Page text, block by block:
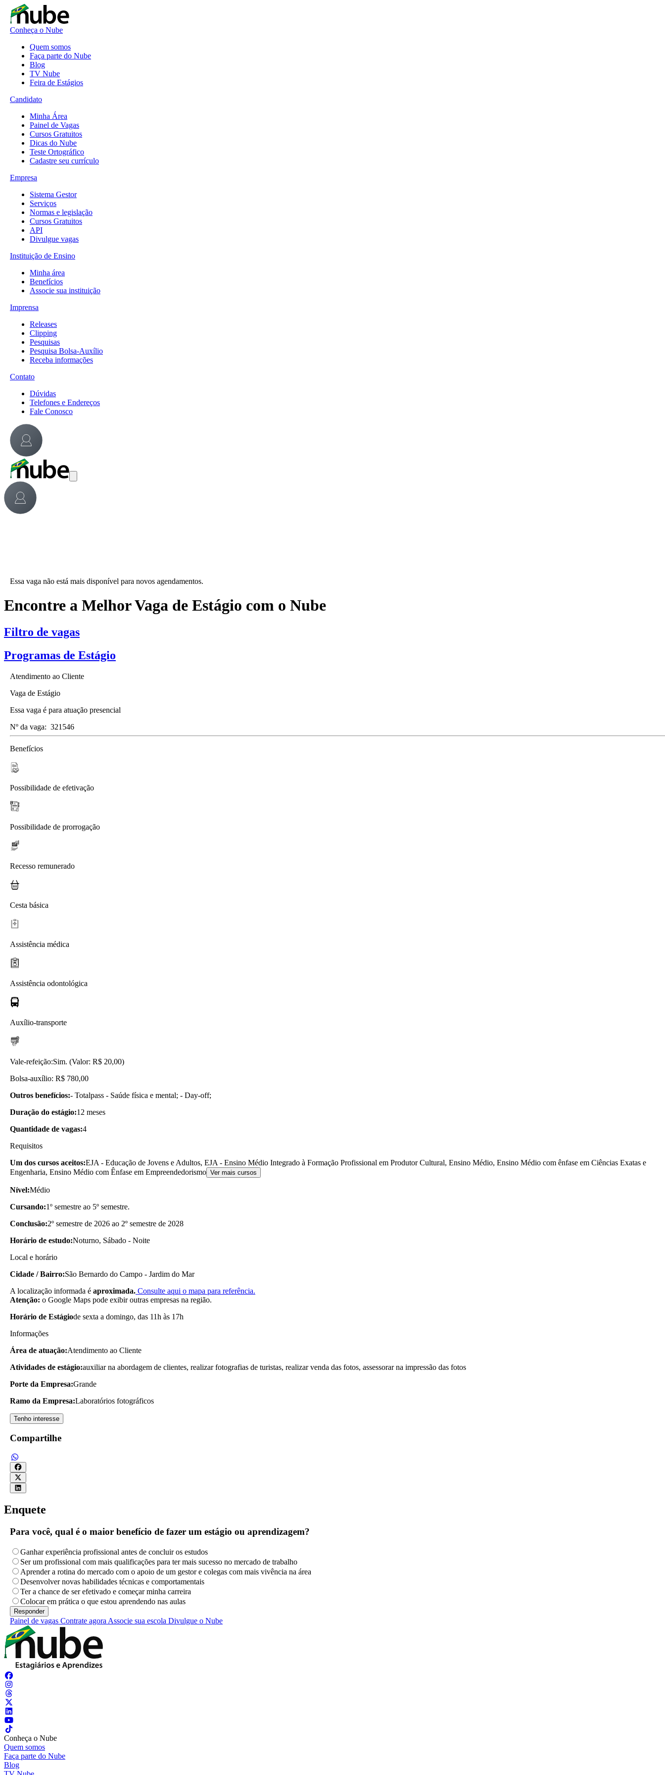
Conheça o Nube
Quem somos
Faça parte do Nube
Blog
TV Nube
Feira de Estágios
Candidato
Minha Área
Painel de Vagas
Cursos Gratuitos
Dicas do Nube
Teste Ortográfico
Cadastre seu currículo
Empresa
Sistema Gestor
Serviços
Normas e legislação
Cursos Gratuitos
API
Divulgue vagas
Instituição de Ensino
Minha área
Benefícios
Associe sua instituição
Imprensa
Releases
Clipping
Pesquisas
Pesquisa Bolsa-Auxílio
Receba informações
Contato
Dúvidas
Telefones e Endereços
Fale Conosco
Essa vaga não está mais disponível para novos agendamentos.
Encontre a Melhor Vaga de Estágio com o Nube
Filtro de vagas
Programas de Estágio
Atendimento ao Cliente
Vaga de Estágio
Essa vaga é para atuação presencial
Nº da vaga: 321546
Benefícios
Possibilidade de efetivação
Possibilidade de prorrogação
Recesso remunerado
Cesta básica
Assistência médica
Assistência odontológica
Auxílio-transporte
Vale-refeição:Sim. (Valor: R$ 20,00)
Bolsa-auxílio: R$ 780,00
Outros benefícios:- Totalpass - Saúde física e mental; - Day-off;
Duração do estágio:12 meses
Quantidade de vagas:4
Requisitos
Um dos cursos aceitos:EJA - Educação de Jovens e Adultos, EJA - Ensino Médio Integrado à Formação Profissional em Produtor Cultural, Ensino Médio, Ensino Médio com ênfase em Ciências Exatas e
Engenharia, Ensino Médio com Ênfase em Empreendedorismo Ver mais cursos
Nível:Médio
Cursando:1º semestre ao 5º semestre.
Conclusão:2º semestre de 2026 ao 2º semestre de 2028
Horário de estudo:Noturno, Sábado - Noite
Local e horário
Cidade / Bairro:São Bernardo do Campo - Jardim do Mar
A localização informada é aproximada. Consulte aqui o mapa para referência.
Atenção: o Google Maps pode exibir outras empresas na região.
Horário de Estágiode sexta a domingo, das 11h às 17h
Informações
Área de atuação:Atendimento ao Cliente
Atividades de estágio:auxiliar na abordagem de clientes, realizar fotografias de turistas, realizar venda das fotos, assessorar na impressão das fotos
Porte da Empresa:Grande
Ramo da Empresa:Laboratórios fotográficos
Tenho interesse
Compartilhe
Enquete
Para você, qual é o maior benefício de fazer um estágio ou aprendizagem?
Ganhar experiência profissional antes de concluir os estudos
Ser um profissional com mais qualificações para ter mais sucesso no mercado de trabalho
Aprender a rotina do mercado com o apoio de um gestor e colegas com mais vivência na área
Desenvolver novas habilidades técnicas e comportamentais
Ter a chance de ser efetivado e começar minha carreira
Colocar em prática o que estou aprendendo nas aulas
Painel de vagas Contrate agora Associe sua escola Divulgue o Nube
Conheça o Nube
Quem somos
Faça parte do Nube
Blog